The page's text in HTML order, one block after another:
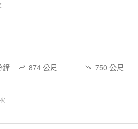
鐘 874 公尺
750 公尺